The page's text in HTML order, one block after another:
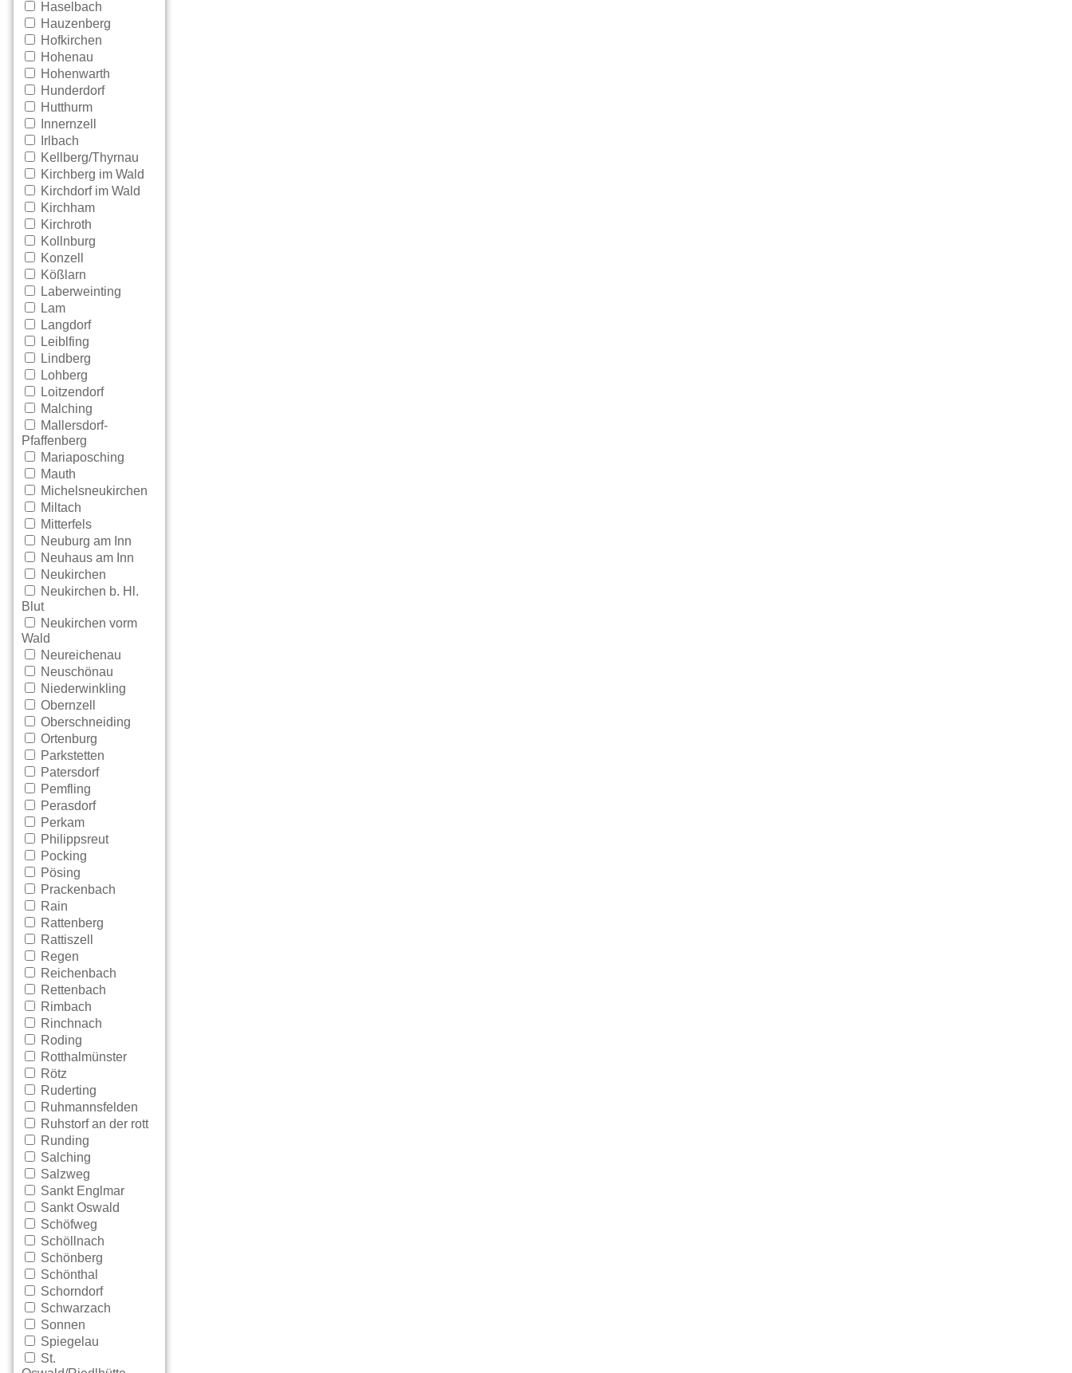
Haselbach
Hauzenberg
Hofkirchen
Hohenau
Hohenwarth
Hunderdorf
Hutthurm
Innernzell
Irlbach
Kellberg/Thyrnau
Kirchberg im Wald
Kirchdorf im Wald
Kirchham
Kirchroth
Kollnburg
Konzell
Kößlarn
Laberweinting
Lam
Langdorf
Leiblfing
Lindberg
Lohberg
Loitzendorf
Malching
Mallersdorf-
Pfaffenberg
Mariaposching
Mauth
Michelsneukirchen
Miltach
Mitterfels
Neuburg am Inn
Neuhaus am Inn
Neukirchen
Neukirchen b. Hl.
Blut
Neukirchen vorm
Wald
Neureichenau
Neuschönau
Niederwinkling
Obernzell
Oberschneiding
Ortenburg
Parkstetten
Patersdorf
Pemfling
Perasdorf
Perkam
Philippsreut
Pocking
Pösing
Prackenbach
Rain
Rattenberg
Rattiszell
Regen
Reichenbach
Rettenbach
Rimbach
Rinchnach
Roding
Rotthalmünster
Rötz
Ruderting
Ruhmannsfelden
Ruhstorf an der rott
Runding
Salching
Salzweg
Sankt Englmar
Sankt Oswald
Schöfweg
Schöllnach
Schönberg
Schönthal
Schorndorf
Schwarzach
Sonnen
Spiegelau
St.